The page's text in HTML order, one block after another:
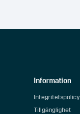
Information
Integritetspolicy
Tillgänglighet